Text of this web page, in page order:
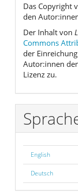
Das Copyright
den
Der Inhalt von
Commons
der
Autor:innen
Lizenz zu.
English
Deutsch